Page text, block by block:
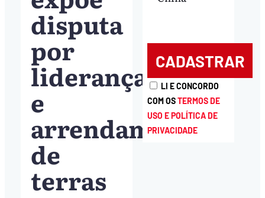
disputa
por
liderança
e
arrendamento
de
terras
LI E CONCORDO
COM OSTERMOS DE
USO E POLÍTICA DE
PRIVACIDADE